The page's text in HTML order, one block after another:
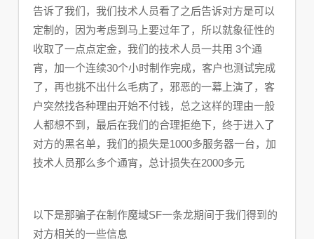
告诉了我们，我们技术人员看了之后告诉对方是可以
定制的，因为考虑到马上要过年了，所以就象征性的
收取了一点点定金，我们的技术人员一共用 3个通
宵，加一个连续30个小时制作完成，客户也测试完成
了，再也挑不出什么毛病了，邪恶的一幕上演了，客
户突然找各种理由开始不付钱，总之这样的理由一般
人都想不到，最后在我们的合理拒绝下，终于进入了
对方的黑名单，我们的损失是1000多服务器一台，加
技术人员那么多个通宵，总计损失在2000多元
以下是那骗子在制作魔域SF一条龙期间于我们得到的
对方相关的一些信息